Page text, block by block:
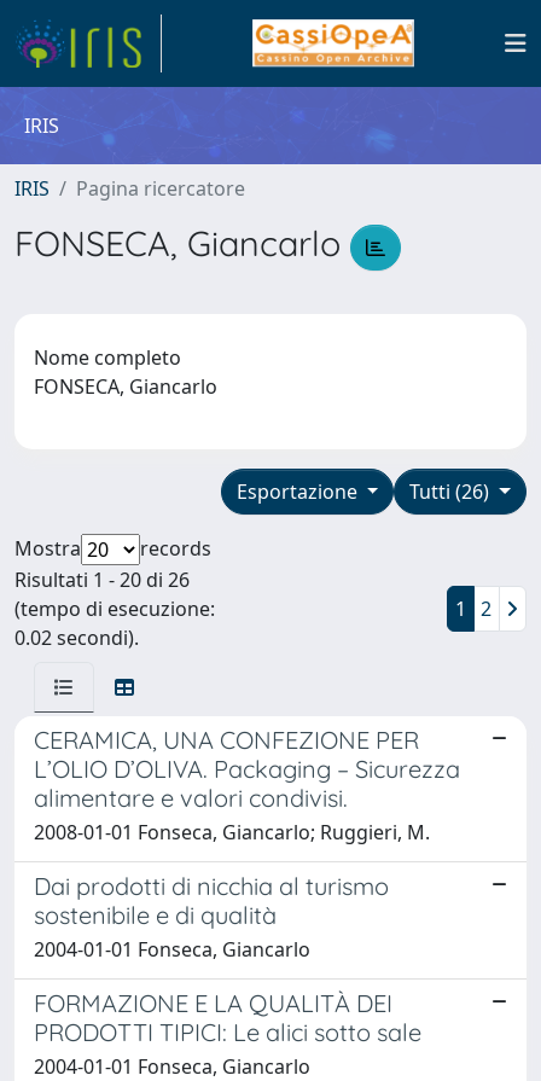
IRIS
IRIS Pagina ricercatore
FONSECA, Giancarlo
Nome completo
FONSECA, Giancarlo
Tutti (26)
Esportazione
Mostra
records
Risultati 1 - 20 di 26
(tempo di esecuzione:
0.02 secondi).
1 2
CERAMICA, UNA CONFEZIONE PER
L’OLIO D’OLIVA. Packaging – Sicurezza
alimentare e valori condivisi.
2008-01-01 Fonseca, Giancarlo; Ruggieri, M.
Dai prodotti di nicchia al turismo
sostenibile e di qualità
2004-01-01 Fonseca, Giancarlo
FORMAZIONE E LA QUALITÀ DEI
PRODOTTI TIPICI: Le alici sotto sale
2004-01-01 Fonseca, Giancarlo